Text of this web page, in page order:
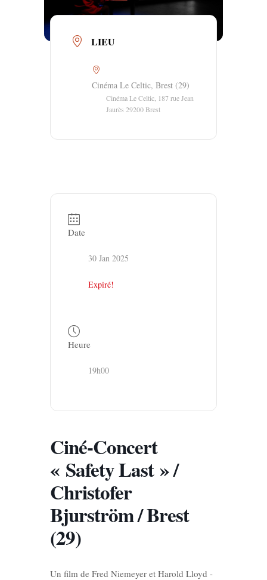
LIEU
Cinéma Le Celtic, Brest (29)
Cinéma Le Celtic, 187 rue Jean
Jaurès 29200 Brest
Date
30 Jan 2025
Expiré!
Heure
19h00
Ciné-Concert
« Safety Last » /
Christofer
Bjurström / Brest
(29)
Un film de Fred Niemeyer et Harold Lloyd -